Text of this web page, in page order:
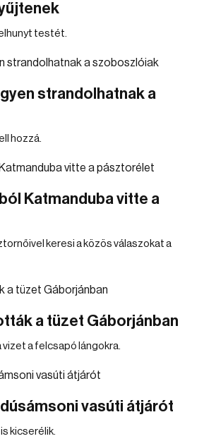
testét.
strandolhatnak a
hozzá.
Katmanduba vitte a
keresi a közös válaszokat a
a tüzet Gáborjánban
a felcsapó lángokra.
vasúti átjárót
kicserélik.